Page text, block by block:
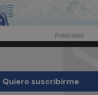
Quiero suscribirme